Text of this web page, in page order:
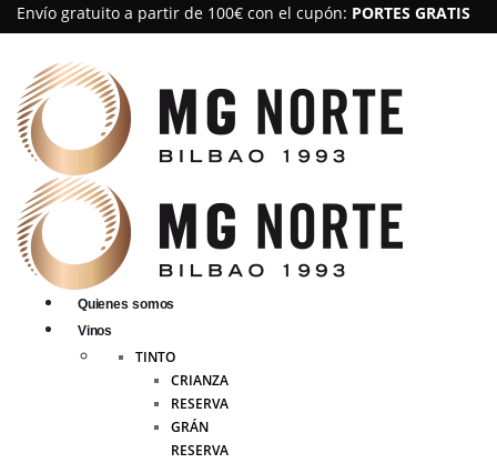
Envío gratuito a partir de 100€ con el cupón: PORTES GRATIS
Quienes somos
Vinos
TINTO
CRIANZA
RESERVA
GRÁN
RESERVA